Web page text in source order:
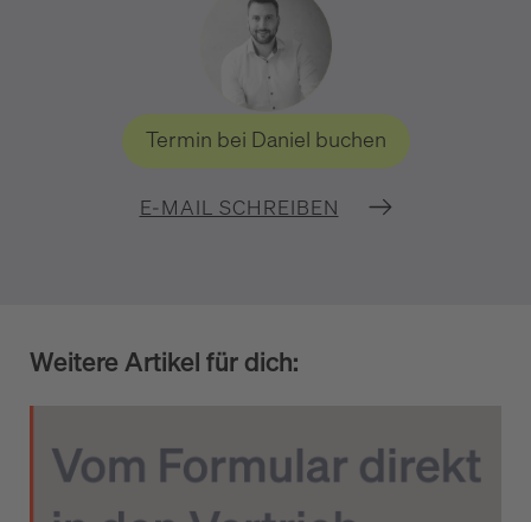
Termin bei Daniel buchen
E-MAIL SCHREIBEN
Weitere Artikel für dich: